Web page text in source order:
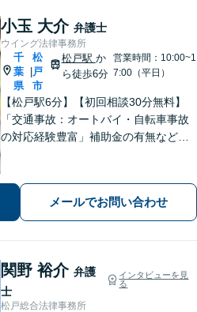
小玉 大介 弁護士
ウイング法律事務所
千
葉
県
松
戸
市
松戸駅 か
ら徒歩6分
営業時間：10:00~1
7:00（平日）
【松戸駅6分】【初回相談30分無料】
「交通事故：オートバイ・自転車事故
の対応経験豊富」補助金の有無など、
業詐欺による被害など、複雑な事情を
抱えた借金問題について豊富な解決実
績あり」
メールでお問い合わせ
関野 裕介 弁護
士
インタビューを見
る
松戸総合法律事務所